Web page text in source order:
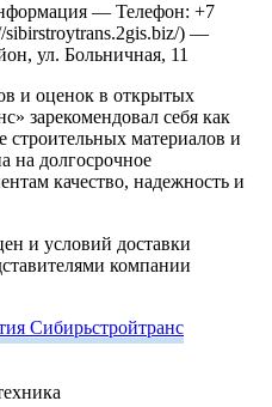
— Телефон: +7
) —
ул. Больничная, 11
и оценок в открытых
зарекомендовал себя как
строительных материалов и
на долгосрочное
качество, надежность и
и условий доставки
компании
Сибирьстройтранс